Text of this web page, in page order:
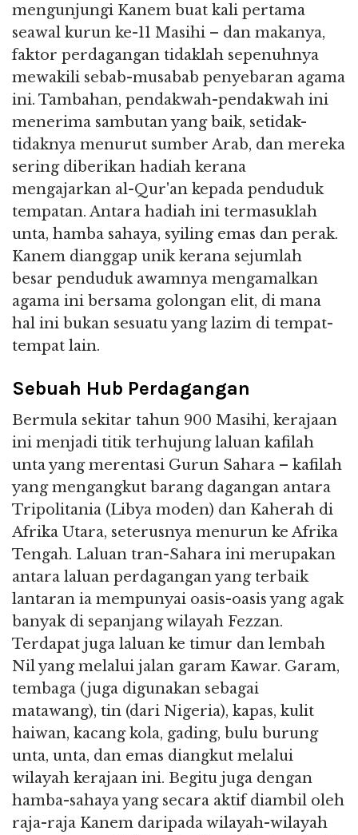
mengunjungi Kanem buat kali pertama
seawal kurun ke-11 Masihi – dan makanya,
faktor perdagangan tidaklah sepenuhnya
mewakili sebab-musabab penyebaran agama
ini. Tambahan, pendakwah-pendakwah ini
menerima sambutan yang baik, setidak-
tidaknya menurut sumber Arab, dan mereka
sering diberikan hadiah kerana
mengajarkan al-Qur'an kepada penduduk
tempatan. Antara hadiah ini termasuklah
unta, hamba sahaya, syiling emas dan perak.
Kanem dianggap unik kerana sejumlah
besar penduduk awamnya mengamalkan
agama ini bersama golongan elit, di mana
hal ini bukan sesuatu yang lazim di tempat-
tempat lain.
Sebuah Hub Perdagangan
Bermula sekitar tahun 900 Masihi, kerajaan
ini menjadi titik terhujung laluan kafilah
unta yang merentasi Gurun Sahara – kafilah
yang mengangkut barang dagangan antara
Tripolitania (Libya moden) dan Kaherah di
Afrika Utara, seterusnya menurun ke Afrika
Tengah. Laluan tran-Sahara ini merupakan
antara laluan perdagangan yang terbaik
lantaran ia mempunyai oasis-oasis yang agak
banyak di sepanjang wilayah Fezzan.
Terdapat juga laluan ke timur dan lembah
Nil yang melalui jalan garam Kawar. Garam,
tembaga (juga digunakan sebagai
matawang), tin (dari Nigeria), kapas, kulit
haiwan, kacang kola, gading, bulu burung
unta, unta, dan emas diangkut melalui
wilayah kerajaan ini. Begitu juga dengan
hamba-sahaya yang secara aktif diambil oleh
raja-raja Kanem daripada wilayah-wilayah